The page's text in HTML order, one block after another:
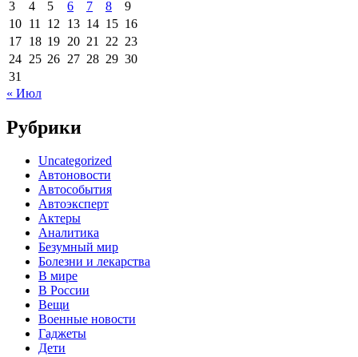
3
4 5 6 7 8
9
10 11 12 13 14 15 16
17 18 19 20 21 22 23
24 25 26 27 28 29 30
31
« Июл
Рубрики
Uncategorized
Автоновости
Автособытия
Автоэксперт
Актеры
Аналитика
Безумный мир
Болезни и лекарства
В мире
В России
Вещи
Военные новости
Гаджеты
Дети